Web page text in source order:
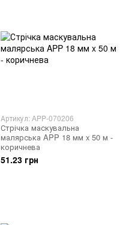
Артикул: APP-070206
Стрічка маскувальна
малярська APP 18 мм x 50 м -
коричнева
51.23 грн